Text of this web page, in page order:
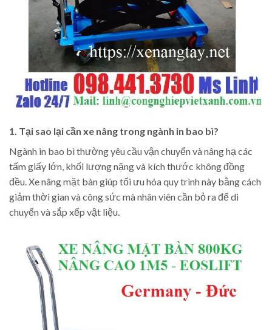
1. Tại sao lại cần xe nâng trong ngành in bao bì?
Ngành in bao bì thường yêu cầu vận chuyển và nâng hạ các
tấm giấy lớn, khối lượng nặng và kích thước không đồng
đều. Xe nâng mặt bàn giúp tối ưu hóa quy trình này bằng cách
giảm thời gian và công sức mà nhân viên cần bỏ ra để di
chuyển và sắp xếp vật liệu.